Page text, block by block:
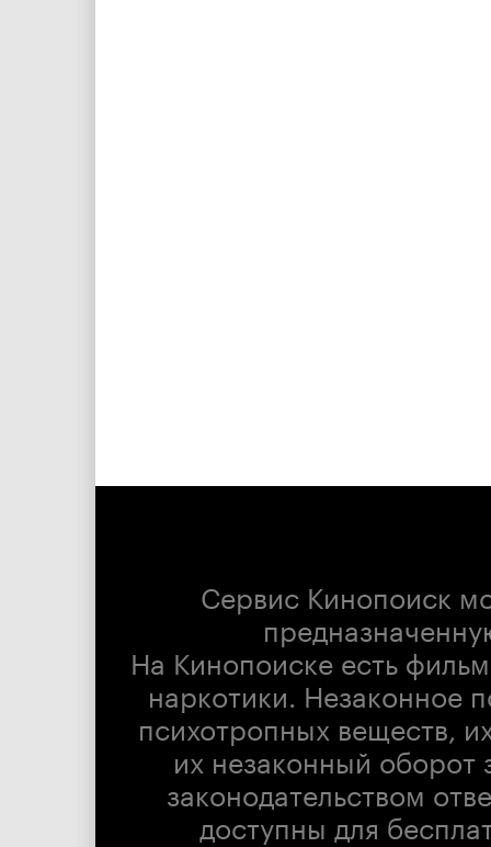
Сервис Кинопоиск
На Кинопоиске есть
наркотики. Незаконное
психотропных веществ,
их незаконный оборот
законодательством
доступны для